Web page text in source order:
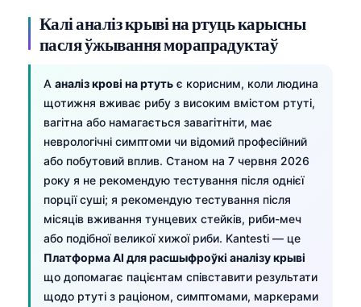
Калі аналіз крыві на ртуць карысны
пасля ўжывання морапрадуктаў
A аналіз крові на ртуть є корисним, коли людина
щотижня вживає рибу з високим вмістом ртуті,
вагітна або намагається завагітніти, має
неврологічні симптоми чи відомий професійний
або побутовий вплив. Станом на 7 червня 2026
року я не рекомендую тестування після однієї
порції суші; я рекомендую тестування після
місяців вживання тунцевих стейків, риби-меч
або подібної великої хижої риби. Kantesti — це
Платформа AI для расшыфроўкі аналізу крыві
що допомагає пацієнтам співставити результати
щодо ртуті з раціоном, симптомами, маркерами